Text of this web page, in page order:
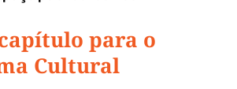
para o
Cultural